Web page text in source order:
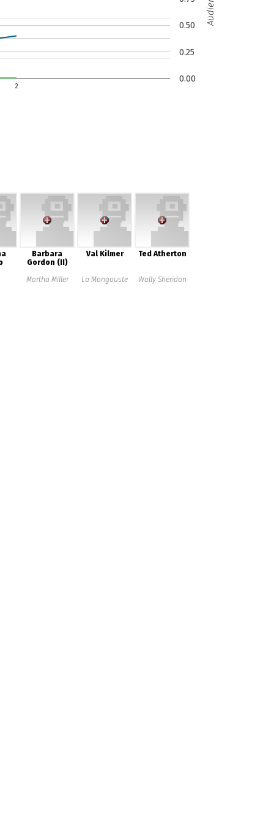
2
0.00
0.25
0.50
Barbara
Gordon (II)
Martha Miller
Val Kilmer
La Mangouste
Ted Atherton
Wally Sheridan